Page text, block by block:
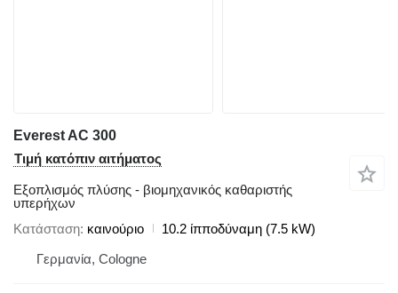
Everest AC 300
Τιμή κατόπιν αιτήματος
Εξοπλισμός πλύσης - βιομηχανικός καθαριστής
υπερήχων
Κατάσταση καινούριο
10.2 ίπποδύναμη (7.5 kW)
Γερμανία, Cologne